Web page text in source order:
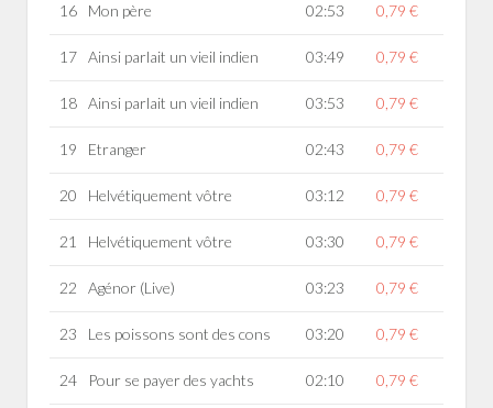
16 Mon père 02:53 0,79 €
17 Ainsi parlait un vieil indien 03:49 0,79 €
18 Ainsi parlait un vieil indien 03:53 0,79 €
19 Etranger 02:43 0,79 €
20 Helvétiquement vôtre 03:12 0,79 €
21 Helvétiquement vôtre 03:30 0,79 €
22 Agénor (Live) 03:23 0,79 €
23 Les poissons sont des cons 03:20 0,79 €
24 Pour se payer des yachts 02:10 0,79 €